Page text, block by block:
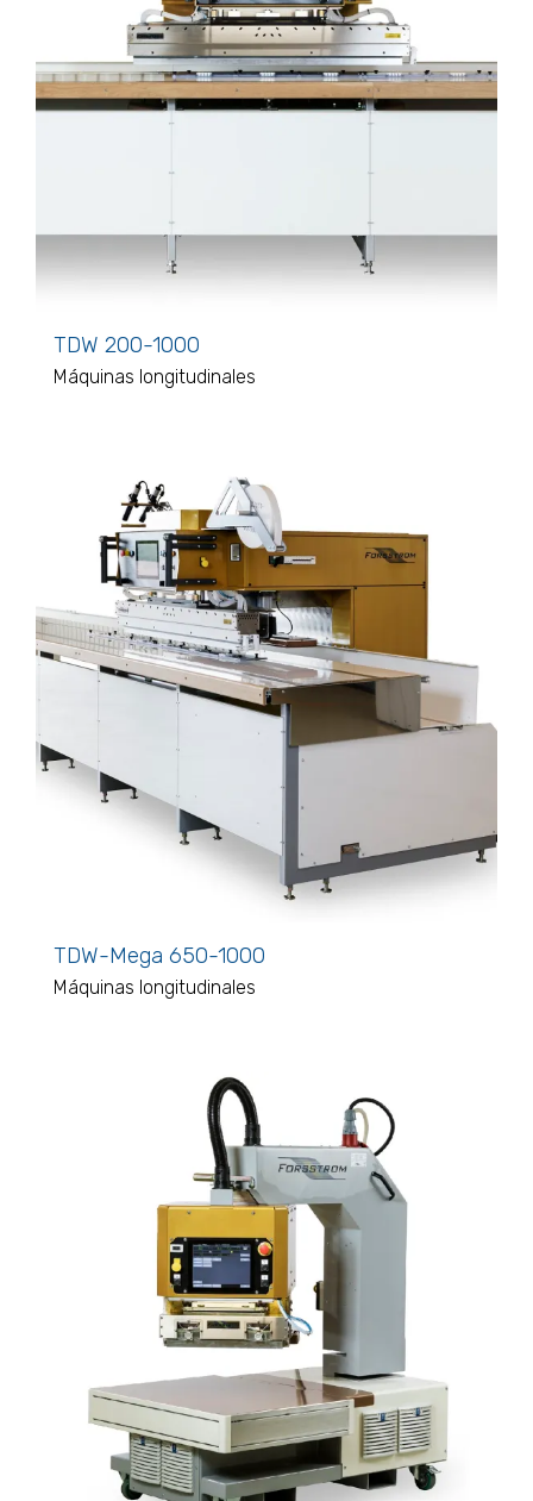
TDW 200-1000
Máquinas longitudinales
TDW-Mega 650-1000
Máquinas longitudinales